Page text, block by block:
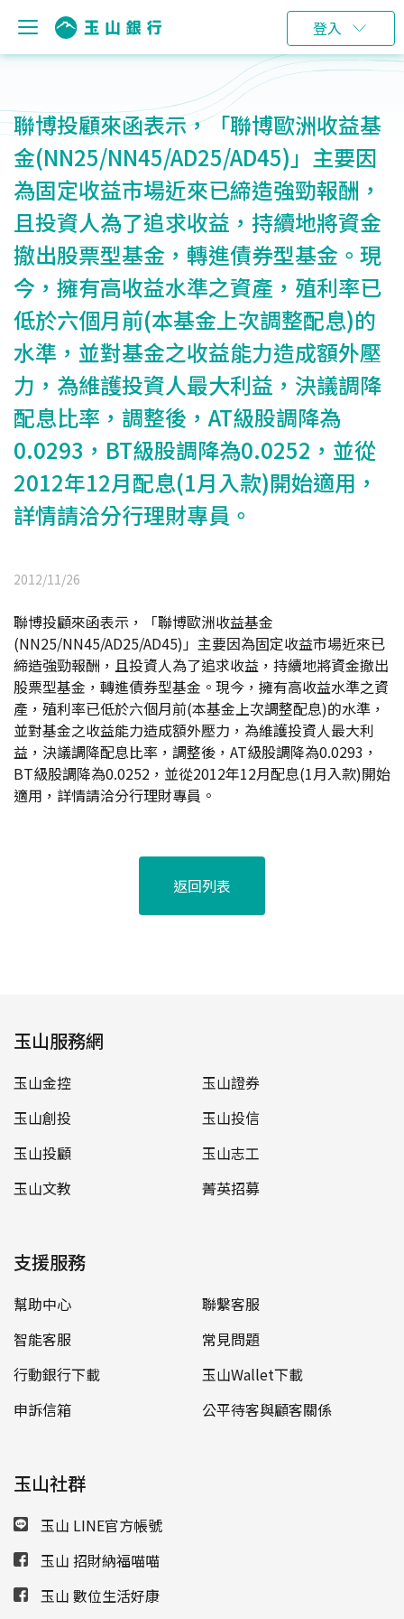
登入
聯博投顧來函表示，「聯博歐洲收益基
金(NN25/NN45/AD25/AD45)」主要因
為固定收益市場近來已締造強勁報酬，
且投資人為了追求收益，持續地將資金
撤出股票型基金，轉進債券型基金。現
今，擁有高收益水準之資產，殖利率已
低於六個月前(本基金上次調整配息)的
水準，並對基金之收益能力造成額外壓
力，為維護投資人最大利益，決議調降
配息比率，調整後，AT級股調降為
0.0293，BT級股調降為0.0252，並從
2012年12月配息(1月入款)開始適用，
詳情請洽分行理財專員。
2012/11/26
聯博投顧來函表示，「聯博歐洲收益基金
(NN25/NN45/AD25/AD45)」主要因為固定收益市場近來已
締造強勁報酬，且投資人為了追求收益，持續地將資金撤出
股票型基金，轉進債券型基金。現今，擁有高收益水準之資
產，殖利率已低於六個月前(本基金上次調整配息)的水準，
並對基金之收益能力造成額外壓力，為維護投資人最大利
益，決議調降配息比率，調整後，AT級股調降為0.0293，
BT級股調降為0.0252，並從2012年12月配息(1月入款)開始
適用，詳情請洽分行理財專員。
返回列表
玉山服務網
玉山金控
玉山證券
玉山創投
玉山投信
玉山投顧
玉山志工
玉山文教
菁英招募
支援服務
幫助中心
聯繫客服
智能客服
常見問題
行動銀行下載
玉山Wallet下載
申訴信箱
公平待客與顧客關係
玉山社群
玉山 LINE官方帳號
玉山 招財納福喵喵
玉山 數位生活好康